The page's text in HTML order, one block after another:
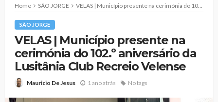
Home SÃO JORGE VELAS | Município presente na cerimónia do 102.º aniversário da Lusitânia Club Recreio Velense
SÃO JORGE
VELAS | Município presente na
cerimónia do 102.º aniversário da
Lusitânia Club Recreio Velense
Mauricio De Jesus 1 ano atrás No tags